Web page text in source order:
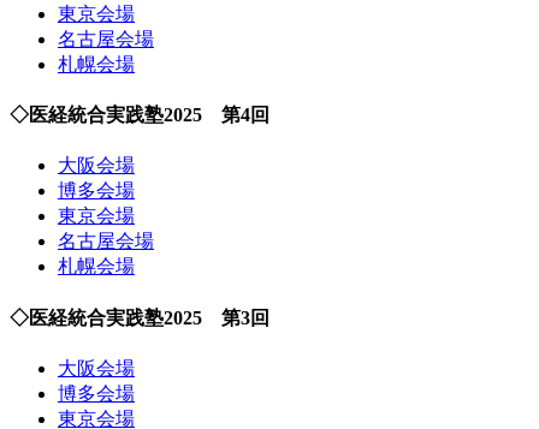
東京会場
名古屋会場
札幌会場
◇医経統合実践塾2025 第4回
大阪会場
博多会場
東京会場
名古屋会場
札幌会場
◇医経統合実践塾2025 第3回
大阪会場
博多会場
東京会場